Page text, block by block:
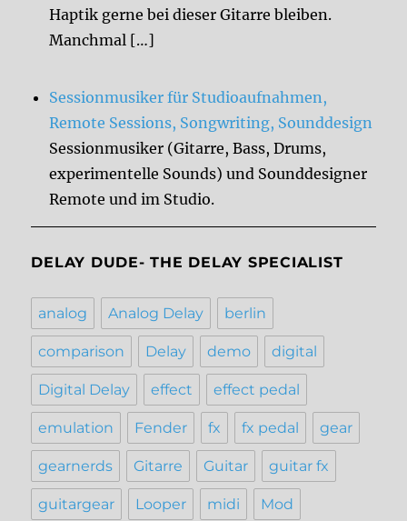
Haptik gerne bei dieser Gitarre bleiben.
Manchmal […]
Sessionmusiker für Studioaufnahmen,
Remote Sessions, Songwriting, Sounddesign
Sessionmusiker (Gitarre, Bass, Drums,
experimentelle Sounds) und Sounddesigner
Remote und im Studio.
DELAY DUDE- THE DELAY SPECIALIST
analog Analog Delay berlin
comparison Delay demo digital
Digital Delay effect effect pedal
emulation Fender fx fx pedal gear
gearnerds Gitarre Guitar guitar fx
guitargear Looper midi Mod